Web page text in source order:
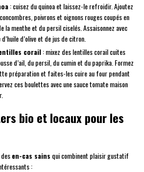
: cuisez du quinoa et laissez-le refroidir. Ajoutez
poivrons et oignons rouges coupés en
la menthe et du persil ciselés. Assaisonnez avec
d’olive et de jus de citron.
corail: mixez des lentilles corail cuites
d’ail, du persil, du cumin et du paprika. Formez
préparation et faites-les cuire au four pendant
ces boulettes avec une sauce tomate maison
bio et locaux pour les
en-cas sains qui combinent plaisir gustatif
: